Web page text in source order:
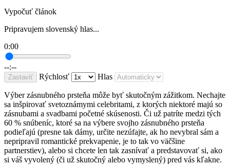
Vypočuť článok
Pripravujem slovenský hlas...
0:00
--:--
Zastaviť Rýchlosť Hlas
Výber zásnubného prsteňa môže byť skutočným zážitkom. Nechajte
sa inšpirovať svetoznámymi celebritami, z ktorých niektoré majú so
zásnubami a svadbami početné skúsenosti. Či už patríte medzi tých
60 % snúbeníc, ktoré sa na výbere svojho zásnubného prsteňa
podieľajú (presne tak dámy, určite nezúfajte, ak ho nevybral sám a
nepripravil romantické prekvapenie, je to tak vo väčšine
partnerstiev), alebo si chcete len tak zasnívať a predstavovať si, ako
si váš vyvolený (či už skutočný alebo vymyslený) pred vás kľakne.